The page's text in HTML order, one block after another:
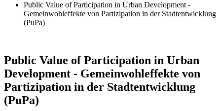
Public Value of Participation in Urban Development -
Gemeinwohleffekte von Partizipation in der Stadtentwicklung
(PuPa)
Public Value of Participation in Urban
Development - Gemeinwohleffekte von
Partizipation in der Stadtentwicklung
(PuPa)